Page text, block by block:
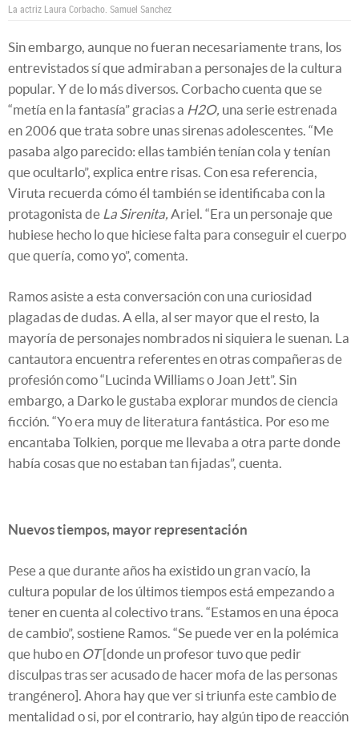
La actriz Laura Corbacho. Samuel Sanchez
Sin embargo, aunque no fueran necesariamente trans, los
entrevistados sí que admiraban a personajes de la cultura
popular. Y de lo más diversos. Corbacho cuenta que se
“metía en la fantasía” gracias a H2O, una serie estrenada
en 2006 que trata sobre unas sirenas adolescentes. “Me
pasaba algo parecido: ellas también tenían cola y tenían
que ocultarlo”, explica entre risas. Con esa referencia,
Viruta recuerda cómo él también se identificaba con la
protagonista de La Sirenita, Ariel. “Era un personaje que
hubiese hecho lo que hiciese falta para conseguir el cuerpo
que quería, como yo”, comenta.
Ramos asiste a esta conversación con una curiosidad
plagadas de dudas. A ella, al ser mayor que el resto, la
mayoría de personajes nombrados ni siquiera le suenan. La
cantautora encuentra referentes en otras compañeras de
profesión como “Lucinda Williams o Joan Jett”. Sin
embargo, a Darko le gustaba explorar mundos de ciencia
ficción. “Yo era muy de literatura fantástica. Por eso me
encantaba Tolkien, porque me llevaba a otra parte donde
había cosas que no estaban tan fijadas”, cuenta.
Nuevos tiempos, mayor representación
Pese a que durante años ha existido un gran vacío, la
cultura popular de los últimos tiempos está empezando a
tener en cuenta al colectivo trans. “Estamos en una época
de cambio”, sostiene Ramos. “Se puede ver en la polémica
que hubo en OT[donde un profesor tuvo que pedir
disculpas tras ser acusado de hacer mofa de las personas
trangénero]. Ahora hay que ver si triunfa este cambio de
mentalidad o si, por el contrario, hay algún tipo de reacción